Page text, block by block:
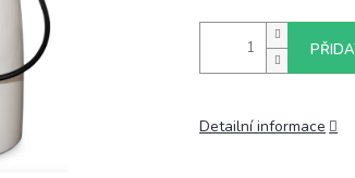
Detailní informace